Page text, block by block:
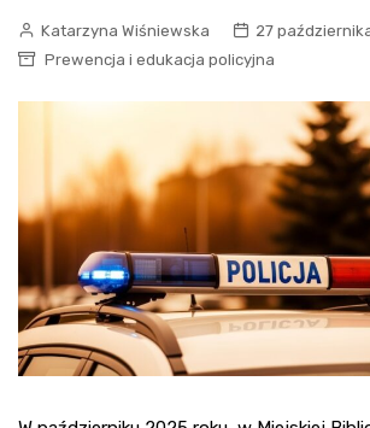
Katarzyna Wiśniewska
27
Prewencja i edukacja policyjna